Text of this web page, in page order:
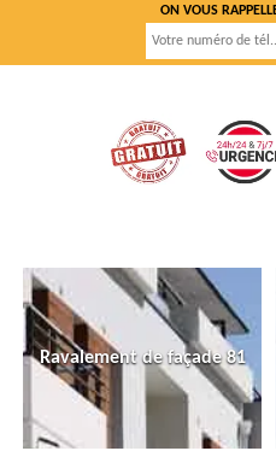
ON VOUS
Ravalement de façade 81